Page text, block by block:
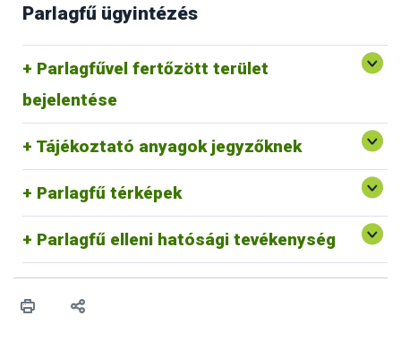
Parlagfű ügyintézés
Parlagfűvel fertőzött terület
bejelentése
Parlagfű Bejelentő Rendszer
Egyéb p arlagfű bejelentési lehetőségek
Tájékoztató anyagok jegyzőknek
Védekezés a parlagfű és az egyéb gyomnövények ellen
Parlagfű térképek
Parlagfű információs térkép
Parlagfű bejelentés térkép
Parlagfű elleni hatósági tevékenység
Parlagfű elleni hatósági tevékenység belterületen
Parlagfű elleni hatósági tevékenység külterületen